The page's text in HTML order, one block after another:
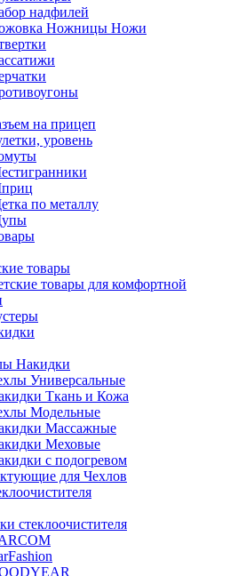
надфилей
Ножницы Ножи
на прицеп
уровень
по металлу
товары
товары для комфортной
Накидки
Универсальные
Ткань и Кожа
Модельные
Массажные
Меховые
с подогревом
для Чехлов
стеклоочистителя